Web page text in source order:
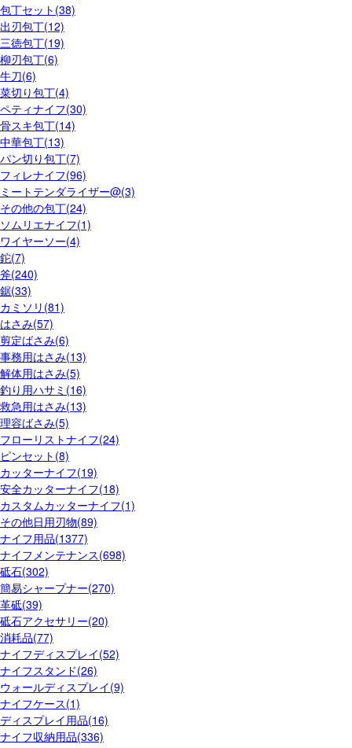
包丁セット(38)
出刃包丁(12)
三徳包丁(19)
柳刃包丁(6)
牛刀(6)
菜切り包丁(4)
ペティナイフ(30)
骨スキ包丁(14)
中華包丁(13)
パン切り包丁(7)
フィレナイフ(96)
ミートテンダライザー@(3)
その他の包丁(24)
ソムリエナイフ(1)
ワイヤーソー(4)
鉈(7)
斧(240)
鋸(33)
カミソリ(81)
はさみ(57)
剪定ばさみ(6)
事務用はさみ(13)
解体用はさみ(5)
釣り用ハサミ(16)
救急用はさみ(13)
理容ばさみ(5)
フローリストナイフ(24)
ピンセット(8)
カッターナイフ(19)
安全カッターナイフ(18)
カスタムカッターナイフ(1)
その他日用刃物(89)
ナイフ用品(1377)
ナイフメンテナンス(698)
砥石(302)
簡易シャープナー(270)
革砥(39)
砥石アクセサリー(20)
消耗品(77)
ナイフディスプレイ(52)
ナイフスタンド(26)
ウォールディスプレイ(9)
ナイフケース(1)
ディスプレイ用品(16)
ナイフ収納用品(336)